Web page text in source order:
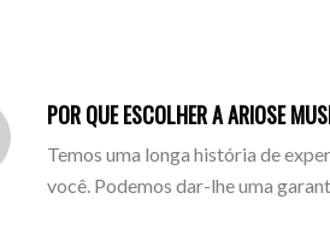
POR QUE ESCOLHER A ARIOSE
Temos uma longa história de
você. Podemos dar-lhe uma